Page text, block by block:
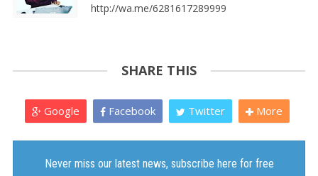
http://wa.me/6281617289999
SHARE THIS
Google Facebook Twitter More